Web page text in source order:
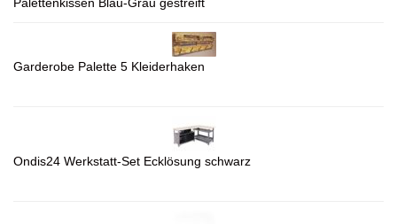
Garderobe Palette 5 Kleiderhaken
Ondis24 Werkstatt-Set Ecklösung schwarz